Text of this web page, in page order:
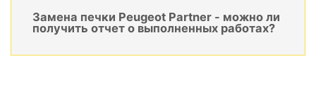
Замена печки Peugeot Partner - можно ли
получить отчет о выполненных работах?